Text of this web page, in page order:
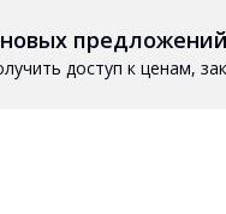
предложений
доступ к ценам,